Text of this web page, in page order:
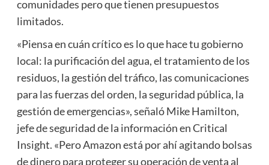
comunidades pero que tienen presupuestos
limitados.
«Piensa en cuán crítico es lo que hace tu gobierno
local: la purificación del agua, el tratamiento de los
residuos, la gestión del tráfico, las comunicaciones
para las fuerzas del orden, la seguridad pública, la
gestión de emergencias», señaló Mike Hamilton,
jefe de seguridad de la información en Critical
Insight. «Pero Amazon está por ahí agitando bolsas
de dinero para proteger su operación de venta al